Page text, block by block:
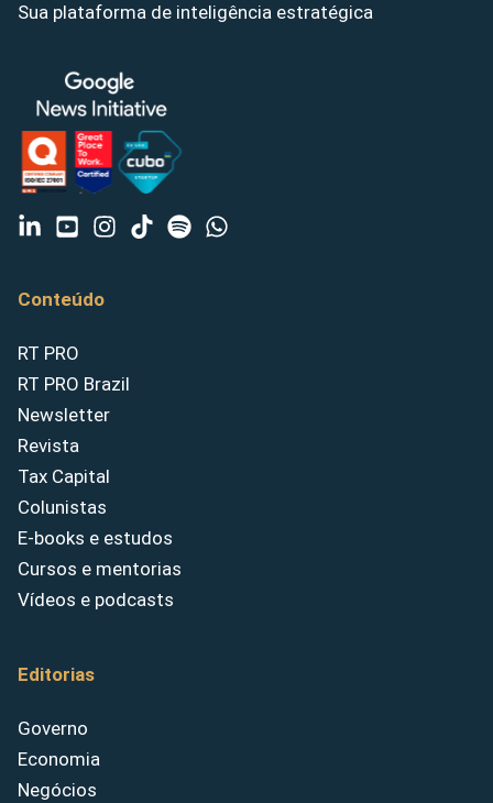
Sua plataforma de inteligência estratégica
Conteúdo
RT PRO
RT PRO Brazil
Newsletter
Revista
Tax Capital
Colunistas
E-books e estudos
Cursos e mentorias
Vídeos e podcasts
Editorias
Governo
Economia
Negócios